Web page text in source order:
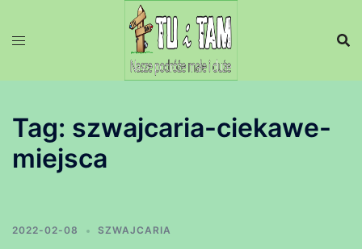
Tag: szwajcaria-ciekawe-
miejsca
2022-02-08 SZWAJCARIA